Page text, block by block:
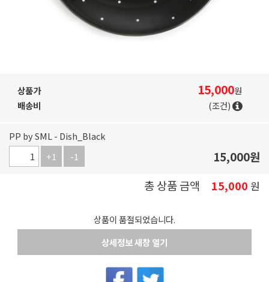
상품가 15,000원
배송비
(조건)
PP by SML - Dish_Black
+1
-1 15,000원
총 상품 금액
15,000 원
상품이 품절되었습니다.
상세정보 새창 열기